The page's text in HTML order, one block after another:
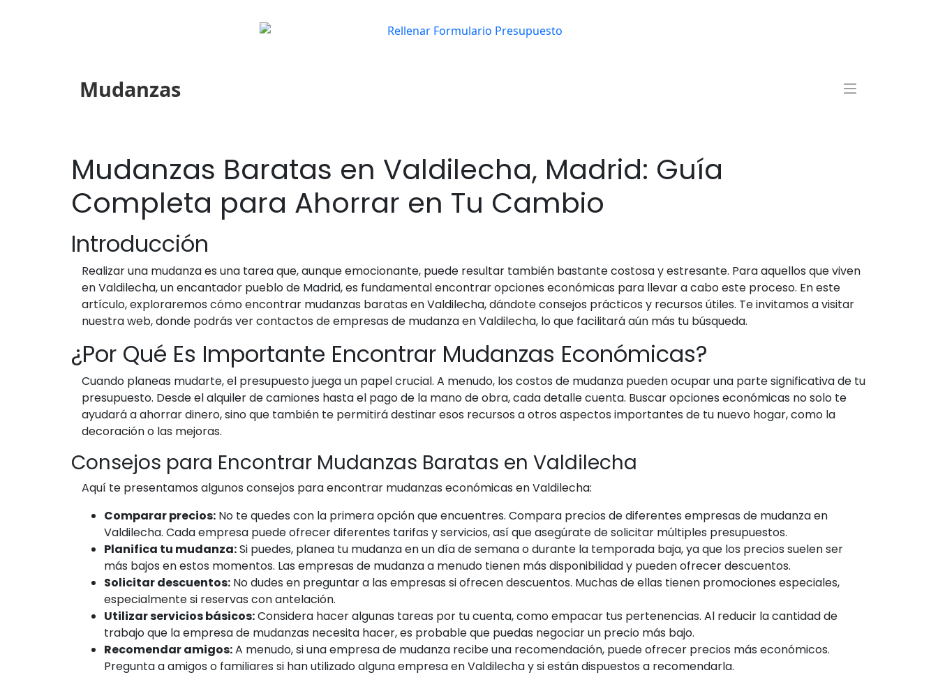
Mudanzas
Mudanzas Baratas en Valdilecha, Madrid: Guía
Completa para Ahorrar en Tu Cambio
Introducción
Realizar una mudanza es una tarea que, aunque emocionante, puede resultar también bastante costosa y estresante. Para aquellos que viven
en Valdilecha, un encantador pueblo de Madrid, es fundamental encontrar opciones económicas para llevar a cabo este proceso. En este
artículo, exploraremos cómo encontrar mudanzas baratas en Valdilecha, dándote consejos prácticos y recursos útiles. Te invitamos a visitar
nuestra web, donde podrás ver contactos de empresas de mudanza en Valdilecha, lo que facilitará aún más tu búsqueda.
¿Por Qué Es Importante Encontrar Mudanzas Económicas?
Cuando planeas mudarte, el presupuesto juega un papel crucial. A menudo, los costos de mudanza pueden ocupar una parte significativa de tu
presupuesto. Desde el alquiler de camiones hasta el pago de la mano de obra, cada detalle cuenta. Buscar opciones económicas no solo te
ayudará a ahorrar dinero, sino que también te permitirá destinar esos recursos a otros aspectos importantes de tu nuevo hogar, como la
decoración o las mejoras.
Consejos para Encontrar Mudanzas Baratas en Valdilecha
Aquí te presentamos algunos consejos para encontrar mudanzas económicas en Valdilecha:
Comparar precios: No te quedes con la primera opción que encuentres. Compara precios de diferentes empresas de mudanza en
Valdilecha. Cada empresa puede ofrecer diferentes tarifas y servicios, así que asegúrate de solicitar múltiples presupuestos.
Planifica tu mudanza:Si puedes, planea tu mudanza en un día de semana o durante la temporada baja, ya que los precios suelen ser
más bajos en estos momentos. Las empresas de mudanza a menudo tienen más disponibilidad y pueden ofrecer descuentos.
Solicitar descuentos: No dudes en preguntar a las empresas si ofrecen descuentos. Muchas de ellas tienen promociones especiales,
especialmente si reservas con antelación.
Utilizar servicios básicos:Considera hacer algunas tareas por tu cuenta, como empacar tus pertenencias. Al reducir la cantidad de
trabajo que la empresa de mudanzas necesita hacer, es probable que puedas negociar un precio más bajo.
Recomendar amigos:A menudo, si una empresa de mudanza recibe una recomendación, puede ofrecer precios más económicos.
Pregunta a amigos o familiares si han utilizado alguna empresa en Valdilecha y si están dispuestos a recomendarla.